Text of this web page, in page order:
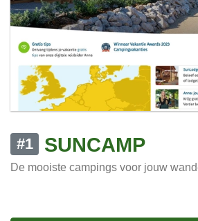
#1 SUNCAMP
De mooiste campings voor jouw